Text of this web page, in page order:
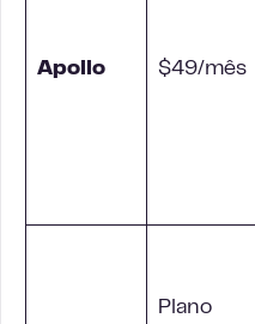
Apollo $49/mês
Plano